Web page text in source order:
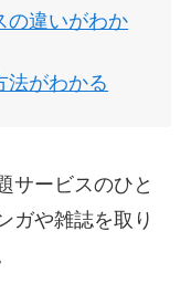
の違いがわか
法がわかる
サービスのひと
ガや雑誌を取り